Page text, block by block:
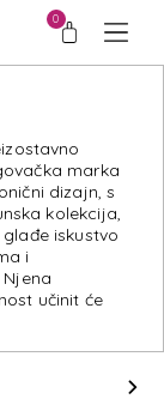
0
marka
dizajn, s
kolekcija,
iskustvo
i
učinit će